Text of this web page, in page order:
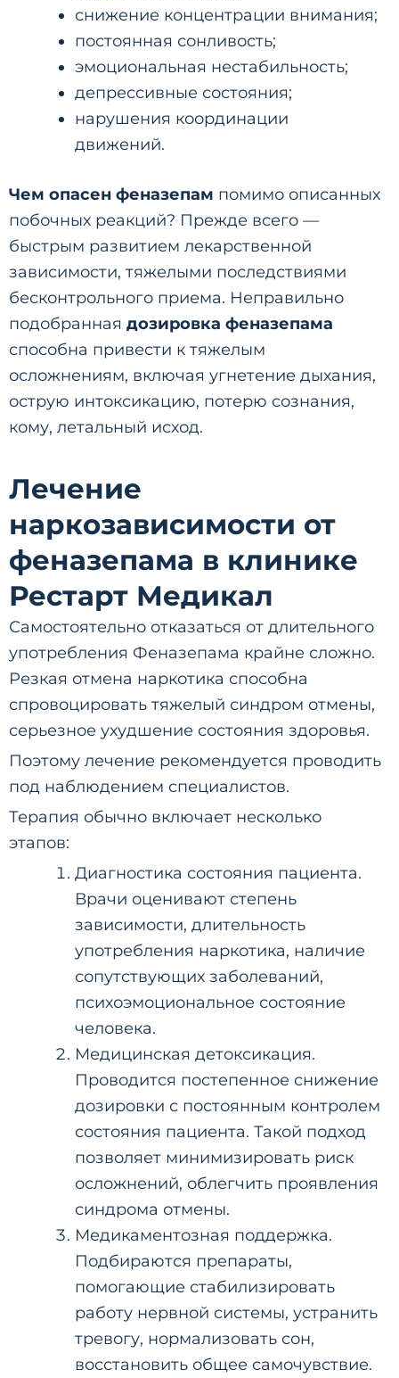
снижение концентрации внимания;
постоянная сонливость;
эмоциональная нестабильность;
депрессивные состояния;
нарушения координации
движений.
Чем опасен феназепам помимо описанных
побочных реакций? Прежде всего —
быстрым развитием лекарственной
зависимости, тяжелыми последствиями
бесконтрольного приема. Неправильно
подобранная дозировка феназепама
способна привести к тяжелым
осложнениям, включая угнетение дыхания,
острую интоксикацию, потерю сознания,
кому, летальный исход.
Лечение
наркозависимости от
феназепама в клинике
Рестарт Медикал
Самостоятельно отказаться от длительного
употребления Феназепама крайне сложно.
Резкая отмена наркотика способна
спровоцировать тяжелый синдром отмены,
серьезное ухудшение состояния здоровья.
Поэтому лечение рекомендуется проводить
под наблюдением специалистов.
Терапия обычно включает несколько
этапов:
Диагностика состояния пациента.
Врачи оценивают степень
зависимости, длительность
употребления наркотика, наличие
сопутствующих заболеваний,
психоэмоциональное состояние
человека.
Медицинская детоксикация.
Проводится постепенное снижение
дозировки с постоянным контролем
состояния пациента. Такой подход
позволяет минимизировать риск
осложнений, облегчить проявления
синдрома отмены.
Медикаментозная поддержка.
Подбираются препараты,
помогающие стабилизировать
работу нервной системы, устранить
тревогу, нормализовать сон,
восстановить общее самочувствие.